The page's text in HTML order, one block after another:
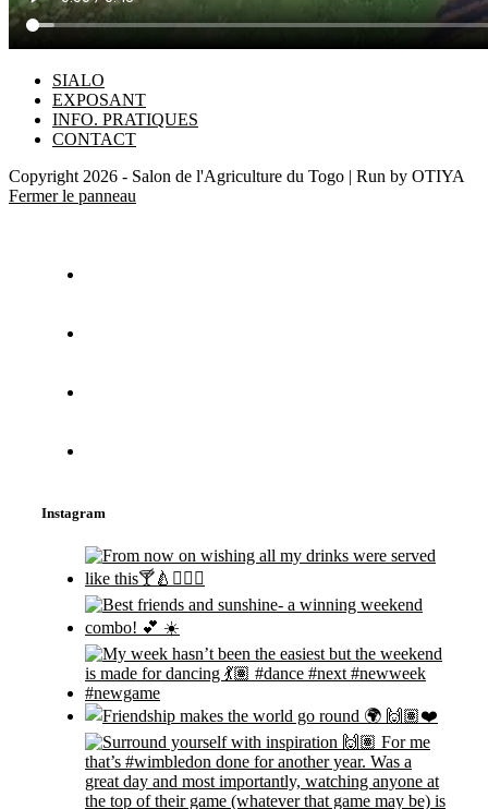
SIALO
EXPOSANT
INFO. PRATIQUES
CONTACT
Copyright 2026 - Salon de l'Agriculture du Togo | Run by OTIYA
Fermer le panneau
Instagram